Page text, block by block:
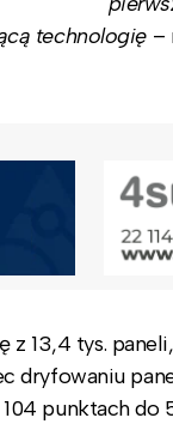
technologię –
z 13,4 tys.
dryfowaniu
punktach